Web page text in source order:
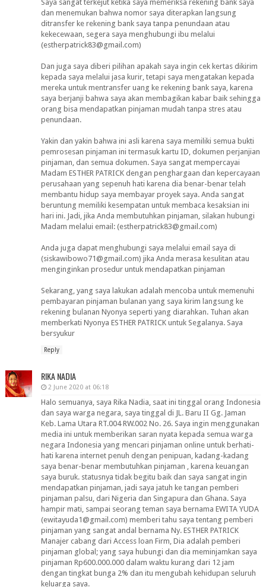
Saya sangat terkejut ketika saya memeriksa rekening bank saya
dan menemukan bahwa nomor saya diterapkan langsung
ditransfer ke rekening bank saya tanpa penundaan atau
kekecewaan, segera saya menghubungi ibu melalui
(estherpatrick83@gmail.com)
Dan juga saya diberi pilihan apakah saya ingin cek kertas dikirim
kepada saya melalui jasa kurir, tetapi saya mengatakan kepada
mereka untuk mentransfer uang ke rekening bank saya, karena
saya berjanji bahwa saya akan membagikan kabar baik sehingga
orang bisa mendapatkan pinjaman mudah tanpa stres atau
penundaan.
Yakin dan yakin bahwa ini asli karena saya memiliki semua bukti
pemrosesan pinjaman ini termasuk kartu ID, dokumen perjanjian
pinjaman, dan semua dokumen. Saya sangat mempercayai
Madam ESTHER PATRICK dengan penghargaan dan kepercayaan
perusahaan yang sepenuh hati karena dia benar-benar telah
membantu hidup saya membayar proyek saya. Anda sangat
beruntung memiliki kesempatan untuk membaca kesaksian ini
hari ini. Jadi, jika Anda membutuhkan pinjaman, silakan hubungi
Madam melalui email: (estherpatrick83@gmail.com)
Anda juga dapat menghubungi saya melalui email saya di
(siskawibowo71@gmail.com) jika Anda merasa kesulitan atau
menginginkan prosedur untuk mendapatkan pinjaman
Sekarang, yang saya lakukan adalah mencoba untuk memenuhi
pembayaran pinjaman bulanan yang saya kirim langsung ke
rekening bulanan Nyonya seperti yang diarahkan. Tuhan akan
memberkati Nyonya ESTHER PATRICK untuk Segalanya. Saya
bersyukur
Reply
RIKA NADIA
2 June 2020 at 06:18
Halo semuanya, saya Rika Nadia, saat ini tinggal orang Indonesia
dan saya warga negara, saya tinggal di JL. Baru II Gg. Jaman
Keb. Lama Utara RT.004 RW.002 No. 26. Saya ingin menggunakan
media ini untuk memberikan saran nyata kepada semua warga
negara Indonesia yang mencari pinjaman online untuk berhati-
hati karena internet penuh dengan penipuan, kadang-kadang
saya benar-benar membutuhkan pinjaman , karena keuangan
saya buruk. statusnya tidak begitu baik dan saya sangat ingin
mendapatkan pinjaman, jadi saya jatuh ke tangan pemberi
pinjaman palsu, dari Nigeria dan Singapura dan Ghana. Saya
hampir mati, sampai seorang teman saya bernama EWITA YUDA
(ewitayuda1@gmail.com) memberi tahu saya tentang pemberi
pinjaman yang sangat andal bernama Ny. ESTHER PATRICK
Manajer cabang dari Access loan Firm, Dia adalah pemberi
pinjaman global; yang saya hubungi dan dia meminjamkan saya
pinjaman Rp600.000.000 dalam waktu kurang dari 12 jam
dengan tingkat bunga 2% dan itu mengubah kehidupan seluruh
keluarga saya.